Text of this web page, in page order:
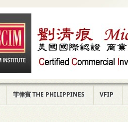
菲律賓 THE PHILIPPINES VFIP